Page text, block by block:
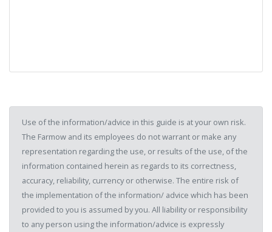
Use of the information/advice in this guide is at your own risk.
The Farmow and its employees do not warrant or make any
representation regarding the use, or results of the use, of the
information contained herein as regards to its correctness,
accuracy, reliability, currency or otherwise. The entire risk of
the implementation of the information/ advice which has been
provided to you is assumed by you. All liability or responsibility
to any person using the information/advice is expressly